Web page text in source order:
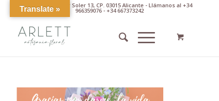
Av. Pintor Xavier Soler 13, CP. 03015 Alicante - Llámanos al +34
966359076 - +34 667373242
Translate »